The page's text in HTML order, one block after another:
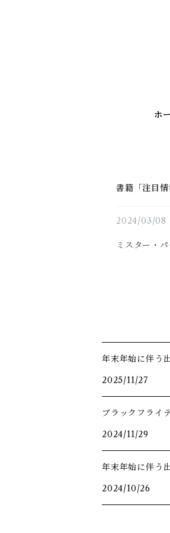
ホ
書籍「注目
2024/03/08
ミスター・
年末年始に伴う
2025/11/27
ブラックフライ
2024/11/29
年末年始に伴う
2024/10/26